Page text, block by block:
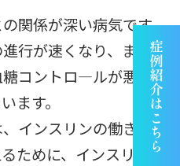
関係が深い病気です。
行が速くなり、また歯
コントロ―ルが悪くな
ます。
インスリンの働きを抑
ために、インスリンの